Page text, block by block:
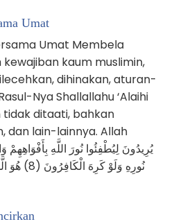
Umat
Umat Membela
kaum muslimin,
dihinakan, aturan-
Nya Shallallahu ‘Alaihi
ditaati, bahkan
dan lain-lainnya. Allah
نُورِهِ وَلَوْ